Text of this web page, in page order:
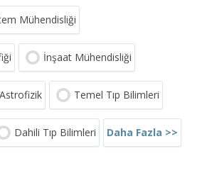
Mühendisliği
İnşaat Mühendisliği
Temel Tıp Bilimleri
Dahili Tıp Bilimleri Daha Fazla >>